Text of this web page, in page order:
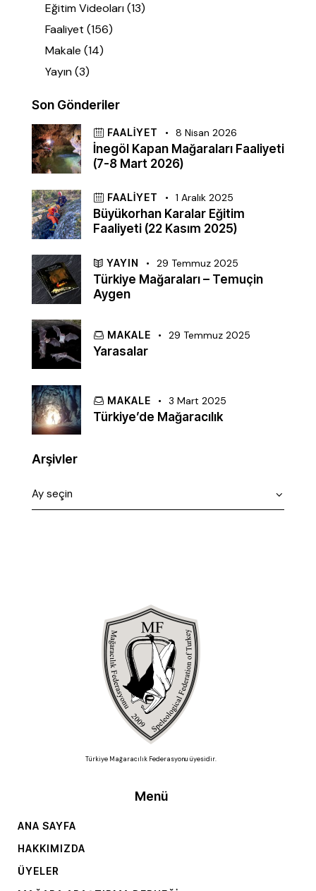
Eğitim Videoları(13)
Faaliyet (156)
Makale (14)
Yayın(3)
Son Gönderiler
FAALIYET 8 Nisan 2026
İnegöl Kapan Mağaraları Faaliyeti
(7-8 Mart 2026)
FAALIYET 1 Aralık 2025
Büyükorhan Karalar Eğitim
Faaliyeti (22 Kasım 2025)
YAYIN 29 Temmuz 2025
Türkiye Mağaraları – Temuçin
Aygen
MAKALE 29 Temmuz 2025
Yarasalar
MAKALE 3 Mart 2025
Türkiye’de Mağaracılık
Arşivler
Türkiye Mağaracılık Federasyonu üyesidir.
Menü
ANA SAYFA
HAKKIMIZDA
ÜYELER